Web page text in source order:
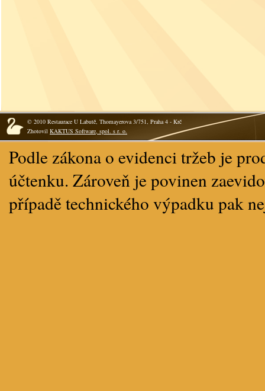
© 2010 Restaurace U Labutě, Thomayerova 3/751, Praha 4 - Krč
Zhotovil KAKTUS Software, spol. s r. o.
Podle zákona o evidenci tržeb je
účtenku. Zároveň je povinen
případě technického výpadku pak